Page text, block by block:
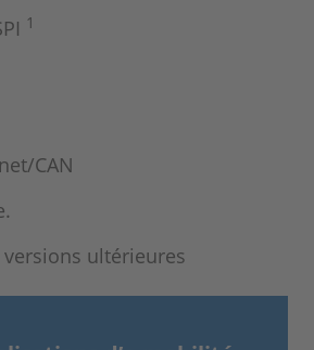
1
CAN
ultérieures